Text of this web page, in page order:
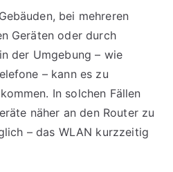
bei mehreren
Geräten oder durch
der Umgebung – wie
– kann es zu
In solchen Fällen
näher an den Router zu
– das WLAN kurzzeitig